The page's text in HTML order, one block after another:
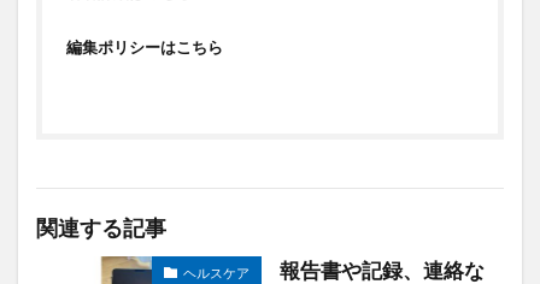
編集ポリシーはこちら
関連する記事
ヘルスケア
報告書や記録、連絡な